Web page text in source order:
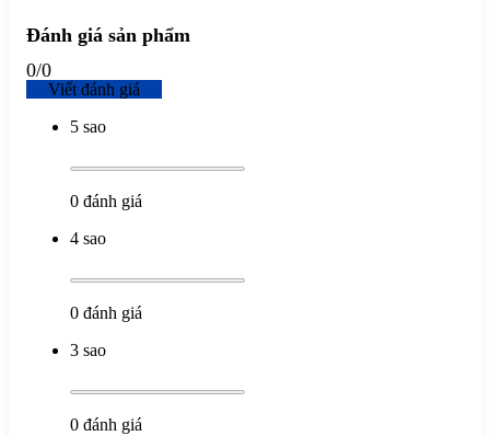
Đánh giá sản phẩm
0/0
Viết đánh giá
5 sao
0 đánh giá
4 sao
0 đánh giá
3 sao
0 đánh giá